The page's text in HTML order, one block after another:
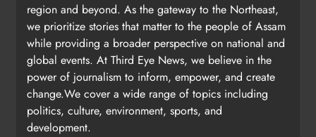
region and beyond. As the gateway to the Northeast,
we prioritize stories that matter to the people of Assam
while providing a broader perspective on national and
global events. At Third Eye News, we believe in the
power of journalism to inform, empower, and create
change.We cover a wide range of topics including
politics, culture, environment, sports, and
development.